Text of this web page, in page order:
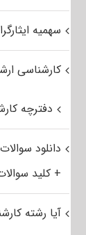
سهمیه
کارشناسی
دفترچه
دانلود
+ کلید
آیا رشته